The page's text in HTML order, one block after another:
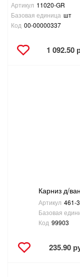
Артикул 11020-GR
Базовая единица шт
Код 00-00000337
1 092.50
Карниз д/
Артикул 461-
Базовая
Код 99903
235.90